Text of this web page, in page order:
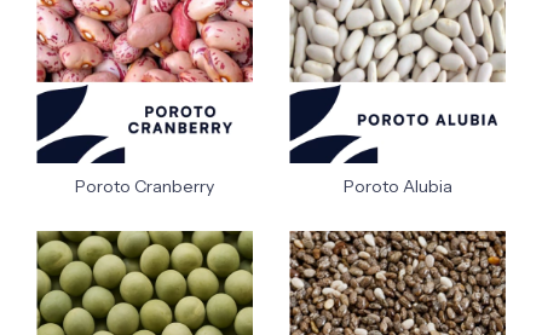
Poroto Cranberry Poroto Alubia